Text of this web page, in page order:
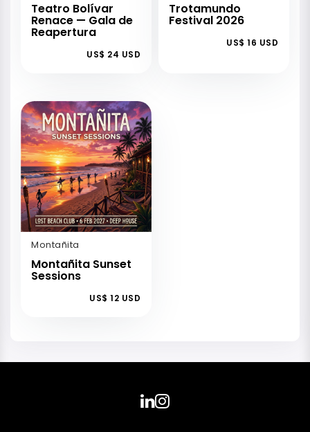
Teatro Bolívar
Renace — Gala de
Reapertura
US$ 24 USD
Trotamundo
Festival 2026
US$ 16 USD
Montañita
Montañita Sunset
Sessions
US$ 12 USD